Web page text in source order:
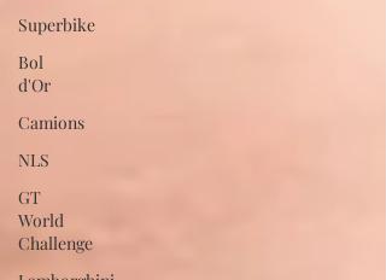
Superbike
Bol
d'Or
Camions
NLS
GT
World
Challenge